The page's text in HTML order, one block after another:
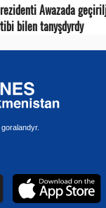
Awazada
bilen tanyşdyrdy